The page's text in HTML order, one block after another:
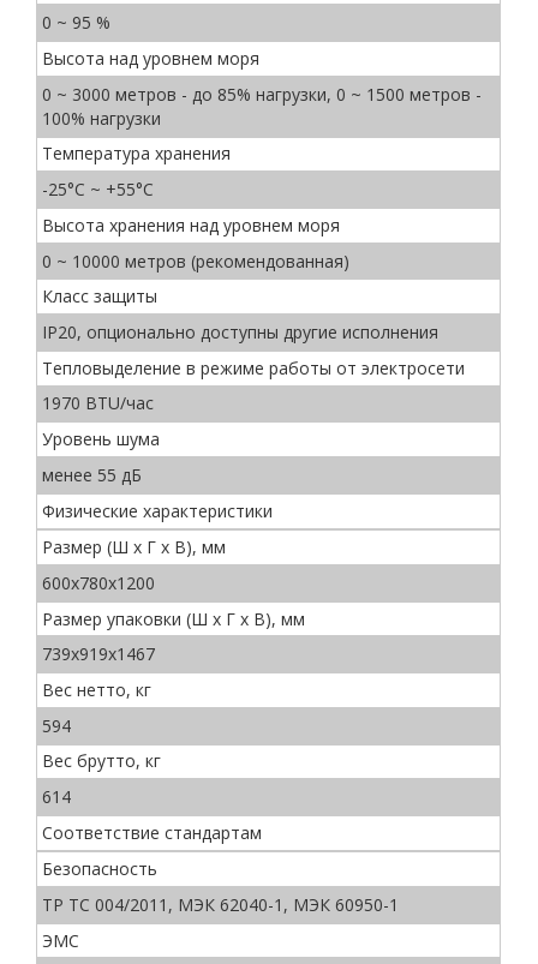
0 ~ 95 %
Высота над уровнем моря
0 ~ 3000 метров - до 85% нагрузки, 0 ~ 1500 метров -
100% нагрузки
Температура хранения
-25°C ~ +55°C
Высота хранения над уровнем моря
0 ~ 10000 метров (рекомендованная)
Класс защиты
IP20, опционально доступны другие исполнения
Тепловыделение в режиме работы от электросети
1970 BTU/час
Уровень шума
менее 55 дБ
Физические характеристики
Размер (Ш х Г х В), мм
600х780х1200
Размер упаковки (Ш х Г х В), мм
739х919х1467
Вес нетто, кг
594
Вес брутто, кг
614
Соответствие стандартам
Безопасность
ТР ТС 004/2011, МЭК 62040-1, МЭК 60950-1
ЭМС